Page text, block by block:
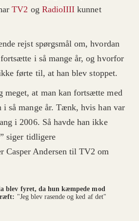
TV2 og RadioIIII kunnet
rejst spørgsmål om, hvordan
i så mange år, og hvorfor
førte til, at han blev stoppet.
meget, at man kan fortsætte med
i så mange år. Tænk, hvis han var
i 2006. Så havde han ikke
siger tidligere
Casper Andersen til TV2 om
blev fyret, da hun kæmpede mod
"Jeg blev rasende og ked af det"